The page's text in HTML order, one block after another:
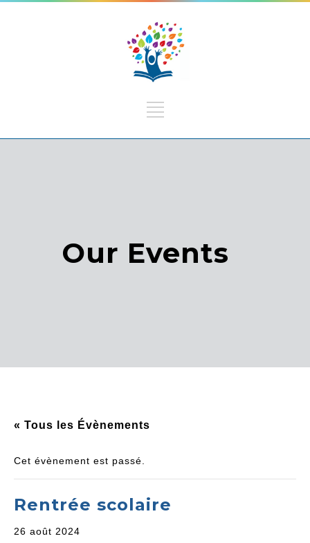
Our Events
« Tous les Évènements
Cet évènement est passé.
Rentrée scolaire
26 août 2024